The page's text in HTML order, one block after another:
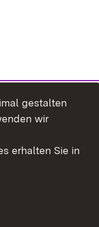
gestalten
wir
erhalten Sie in